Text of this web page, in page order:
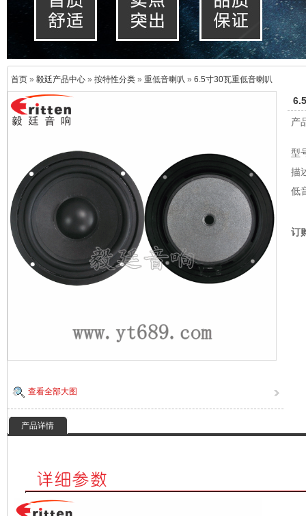
首页 » 毅廷产品中心 » 按特性分类 » 重低音喇叭 » 6.5寸30瓦重低音喇叭
查看全部大图
产
型
描
低
订
产品详情